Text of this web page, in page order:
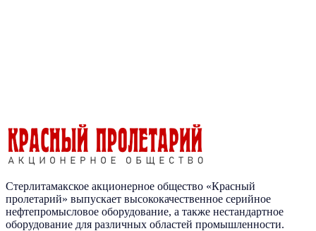
Стерлитамакское акционерное общество «Красный
пролетарий» выпускает высококачественное серийное
нефтепромысловое оборудование, а также нестандартное
оборудование для различных областей промышленности.